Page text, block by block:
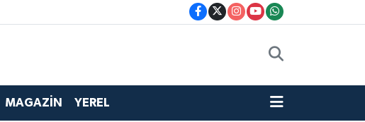
MAGAZİN YEREL